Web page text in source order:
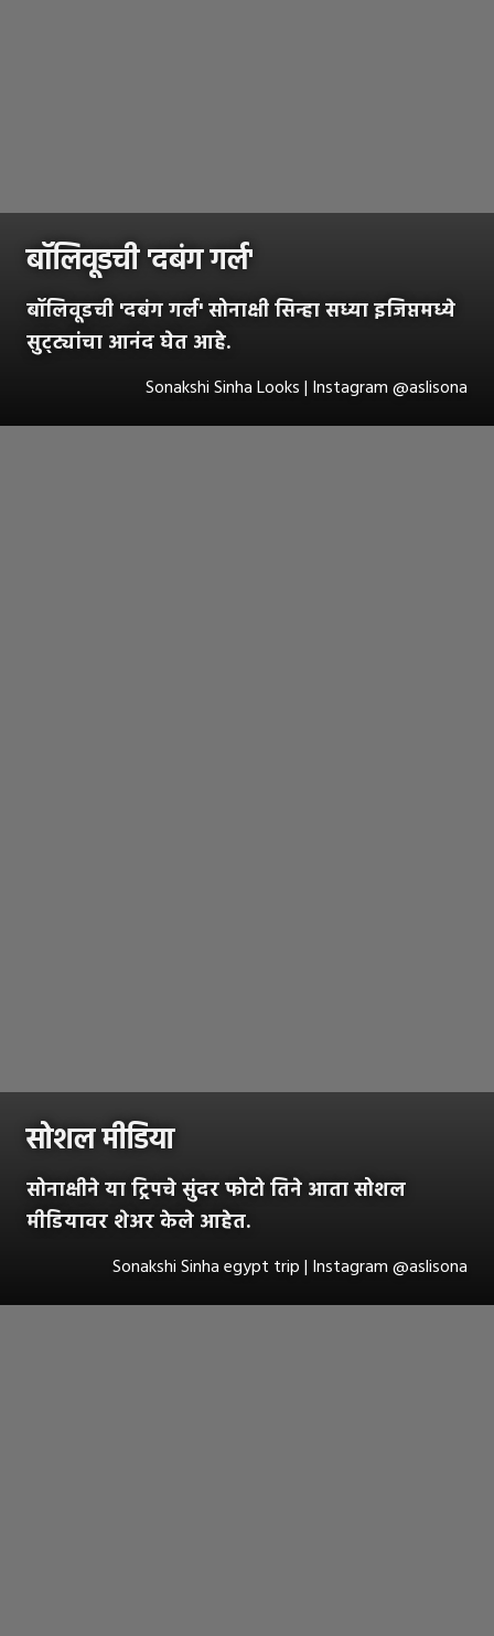
बॉलिवूडची 'दबंग गर्ल'
बॉलिवूडची 'दबंग गर्ल' सोनाक्षी सिन्हा सध्या इजिप्तमध्ये
सुट्ट्यांचा आनंद घेत आहे.
Sonakshi Sinha Looks | Instagram @aslisona
सोशल मीडिया
सोनाक्षीने या ट्रिपचे सुंदर फोटो तिने आता सोशल
मीडियावर शेअर केले आहेत.
Sonakshi Sinha egypt trip | Instagram @aslisona